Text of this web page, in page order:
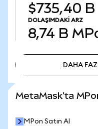
$735,40 B
DOLAŞIMDAKI ARZ
8,74 B
DAHA
MetaMask'ta
MPon Satın Al